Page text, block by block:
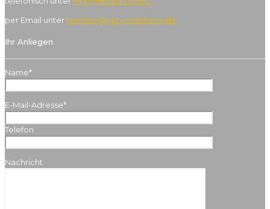
per Email untertermine@tgz-rosenheim.de
Ihr Anliegen
Name*
E-Mail-Adresse*
Telefon
Nachricht